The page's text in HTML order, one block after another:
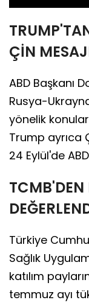
ÇİN
ABD Başkanı
Rusya-
yönelik
Trump ayrıca
24 Eylül'de
TCMB'DEN
Türkiye
Sağlık
katılım
temmuz ayı